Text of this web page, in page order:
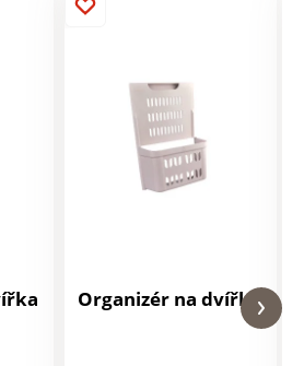
Organizér na dvířka